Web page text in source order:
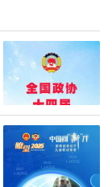
汉用通”）
恢复至集中
长期掌握盐
，而华泰制
要生产企